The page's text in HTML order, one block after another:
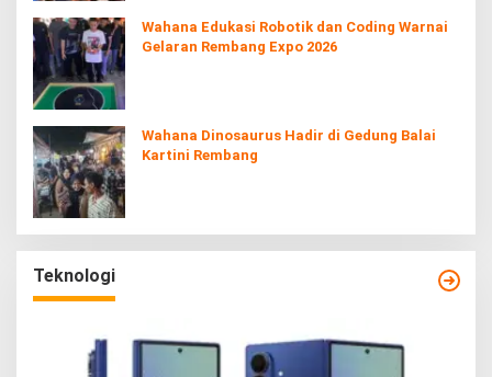
Wahana Edukasi Robotik dan Coding Warnai
Gelaran Rembang Expo 2026
Wahana Dinosaurus Hadir di Gedung Balai
Kartini Rembang
Teknologi